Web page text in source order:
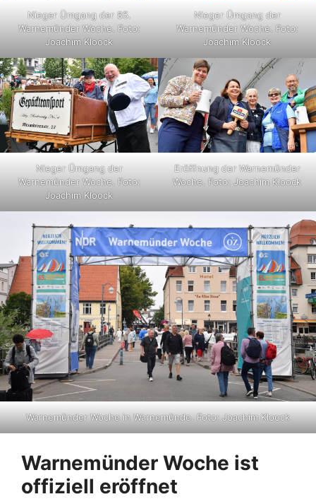
Nieger Ümgang der 85.
Warnemünder Woche. Foto:
Joachim Kloock
Nieger Ümgang der
Warnemünder Woche. Foto:
Joachim Kloock
Nieger Ümgang der
Warnemünder Woche. Foto:
Joachim Kloock
Eröffnung der Warnemünder
Woche. Foto: Joachim Kloock
Warnemünder Woche in Warnemünde. Foto: Joachim Kloock
Warnemünder Woche ist
offiziell eröffnet